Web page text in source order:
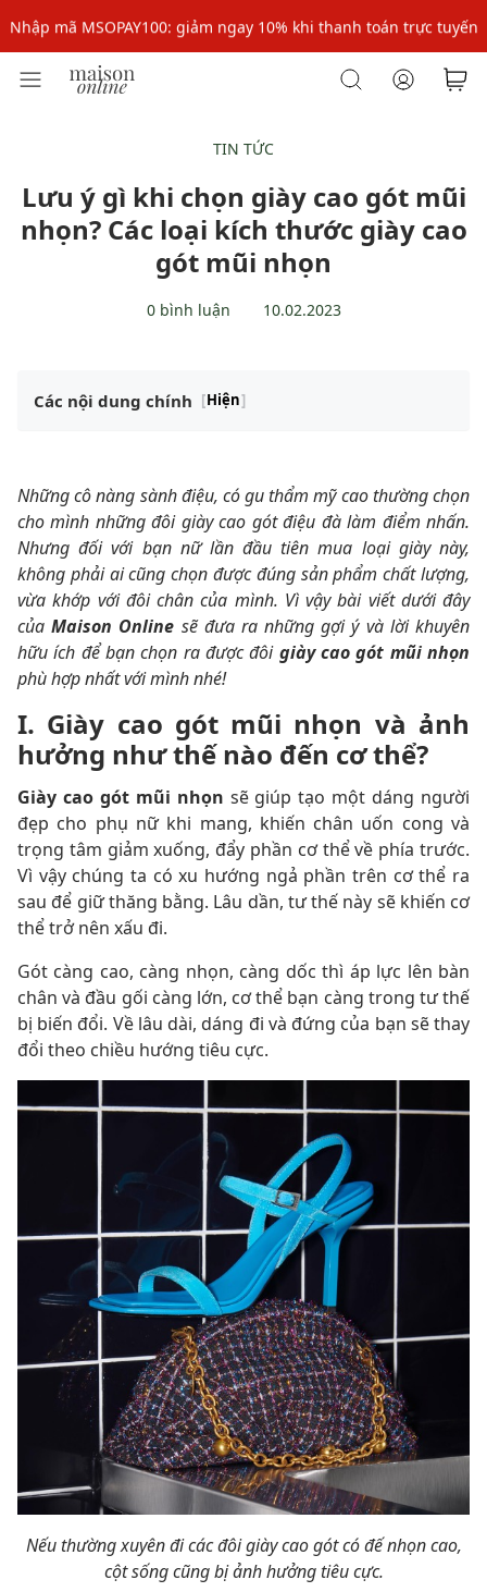
Nhập mã MSOPAY100: giảm ngay 10% khi thanh toán trực tuyến
Nhập mã: MSOXINCHAO - Giảm 10% đơn đầu cho thành viên mới!
Nhập mã: MSOXINCHAO - Giảm 10% đơn đầu cho thành viên mới!
TIN TỨC
Lưu ý gì khi chọn giày cao gót mũi
nhọn? Các loại kích thước giày cao
gót mũi nhọn
0 bình luận 10.02.2023
Các nội dung chính [Hiện]
Những cô nàng sành điệu, có gu thẩm mỹ cao thường chọn
cho mình những đôi giày cao gót điệu đà làm điểm nhấn.
Nhưng đối với bạn nữ lần đầu tiên mua loại giày này,
không phải ai cũng chọn được đúng sản phẩm chất lượng,
vừa khớp với đôi chân của mình. Vì vậy bài viết dưới đây
củaMaison Online sẽ đưa ra những gợi ý và lời khuyên
hữu ích để bạn chọn ra được đôi giày cao gót mũi nhọn
phù hợp nhất với mình nhé!
I. Giày cao gót mũi nhọn và ảnh
hưởng như thế nào đến cơ thể?
Giày cao gót mũi nhọn sẽ giúp tạo một dáng người
đẹp cho phụ nữ khi mang, khiến chân uốn cong và
trọng tâm giảm xuống, đẩy phần cơ thể về phía trước.
Vì vậy chúng ta có xu hướng ngả phần trên cơ thể ra
sau để giữ thăng bằng. Lâu dần, tư thế này sẽ khiến cơ
thể trở nên xấu đi.
Gót càng cao, càng nhọn, càng dốc thì áp lực lên bàn
chân và đầu gối càng lớn, cơ thể bạn càng trong tư thế
bị biến đổi. Về lâu dài, dáng đi và đứng của bạn sẽ thay
đổi theo chiều hướng tiêu cực.
Nếu thường xuyên đi các đôi giày cao gót có đế nhọn cao,
cột sống cũng bị ảnh hưởng tiêu cực.